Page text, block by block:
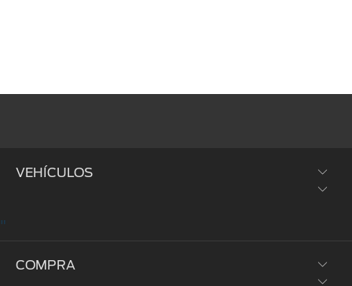
VEHÍCULOS
"
COMPRA